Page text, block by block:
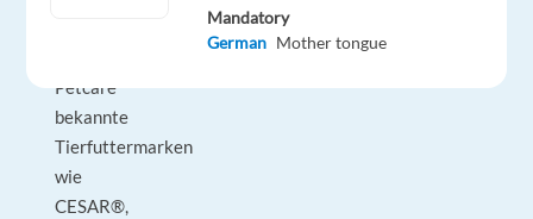
Petcare
bekannte
Tierfuttermarken
wie
CESAR®,
Mandatory
German Mother tongue